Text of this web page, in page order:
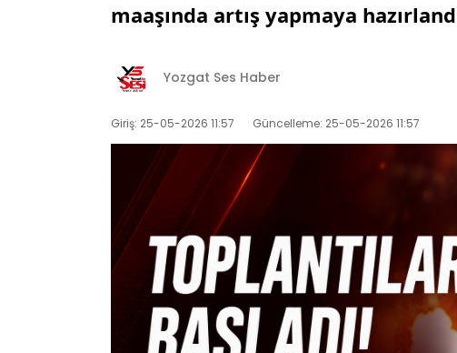
maaşında artış yapmaya
Yozgat Ses Haber
Giriş: 25-05-2026 11:57 Güncelleme: 25-05-2026 11:57